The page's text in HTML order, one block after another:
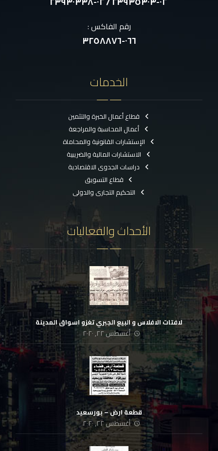
رقم الفاكس :
٠٦٦-٣٢٥٨٨٧٦
الخدمات
قطاع أعمال الخبرة والتثمين
أعمال المحاسبة والمراجعة
الإستشارات القانونية والمحاماة
الاستشارات المالية والضريبية
دراسات الجدوى الاقتصادية
قطاع التسويق
التحكيم التجارى والدولى
الأحداث والفعاليات
لافتات الافلاس و البيع الجبري تغزو اسواق المدينة
أغسطس ٢٢, ٢٠٢٠
قطعة ارض – بورسعيد
أغسطس ٢٢, ٢٠٢٠